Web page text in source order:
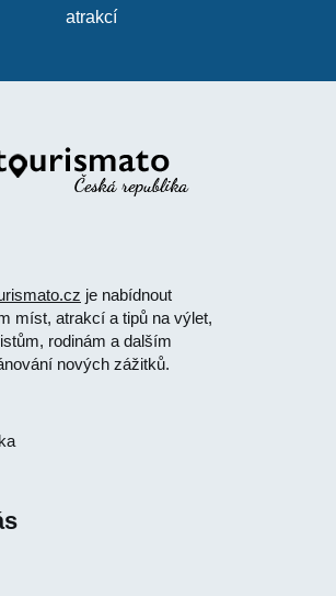
atrakcí
je nabídnout
míst, atrakcí a tipů na výlet,
rodinám a dalším
nových zážitků.